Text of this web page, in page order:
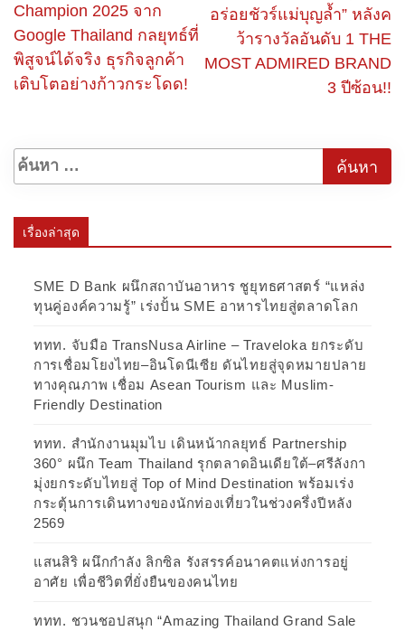
Champion 2025 จาก
Google Thailand กลยุทธ์ที่
พิสูจน์ได้จริง ธุรกิจลูกค้า
เติบโตอย่างก้าวกระโดด!
อร่อยชัวร์แม่บุญล้ำ” หลังค
ว้ารางวัลอันดับ 1 THE
MOST ADMIRED BRAND
3 ปีซ้อน!!
เรื่องล่าสุด
SME D Bank ผนึกสถาบันอาหาร ชูยุทธศาสตร์ “แหล่ง
ทุนคู่องค์ความรู้” เร่งปั้น SME อาหารไทยสู่ตลาดโลก
ททท. จับมือ TransNusa Airline – Traveloka ยกระดับ
การเชื่อมโยงไทย–อินโดนีเซีย ดันไทยสู่จุดหมายปลาย
ทางคุณภาพ เชื่อม Asean Tourism และ Muslim-
Friendly Destination
ททท. สำนักงานมุมไบ เดินหน้ากลยุทธ์ Partnership
360° ผนึก Team Thailand รุกตลาดอินเดียใต้–ศรีลังกา
มุ่งยกระดับไทยสู่ Top of Mind Destination พร้อมเร่ง
กระตุ้นการเดินทางของนักท่องเที่ยวในช่วงครึ่งปีหลัง
2569
แสนสิริ ผนึกกำลัง ลิกซิล รังสรรค์อนาคตแห่งการอยู่
อาศัย เพื่อชีวิตที่ยั่งยืนของคนไทย
ททท. ชวนชอปสนุก “Amazing Thailand Grand Sale